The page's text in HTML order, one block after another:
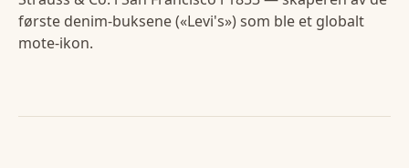
første denim-buksene («Levi's») som ble et globalt
mote-ikon.